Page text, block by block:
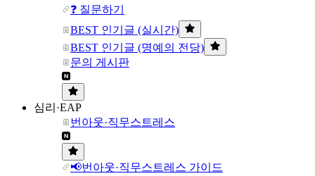
❓ 질문하기
BEST 인기글 (실시간)
BEST 인기글 (명예의 전당)
문의 게시판
심리·EAP
번아웃·직무스트레스
📢번아웃·직무스트레스 가이드